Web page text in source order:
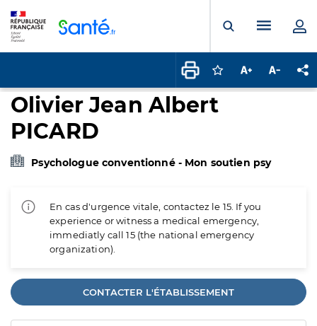
Ouvrir laMenu
Connectez-vous
Augmenter la
Olivier Jean Albert
PICARD
Psychologue conventionné - Mon soutien psy
En cas d'urgence vitale, contactez le 15. If you
experience or witness a medical emergency,
immediatly call 15 (the national emergency
organization).
CONTACTER L'ÉTABLISSEMENT